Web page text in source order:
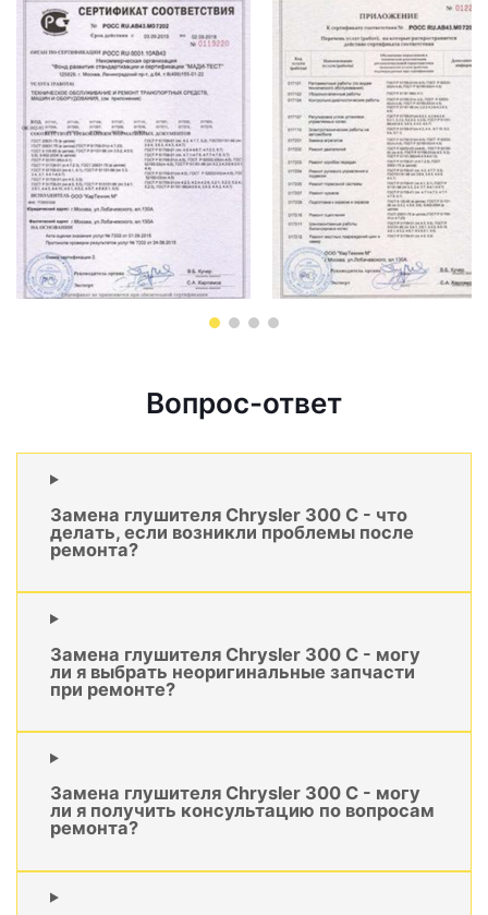
Вопрос-ответ
Замена глушителя Chrysler 300 C - что
делать, если возникли проблемы после
ремонта?
Замена глушителя Chrysler 300 C - могу
ли я выбрать неоригинальные запчасти
при ремонте?
Замена глушителя Chrysler 300 C - могу
ли я получить консультацию по вопросам
ремонта?